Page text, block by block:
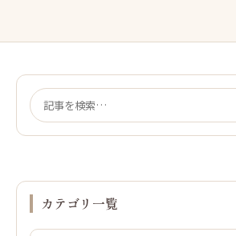
検
索:
カテゴリ一覧